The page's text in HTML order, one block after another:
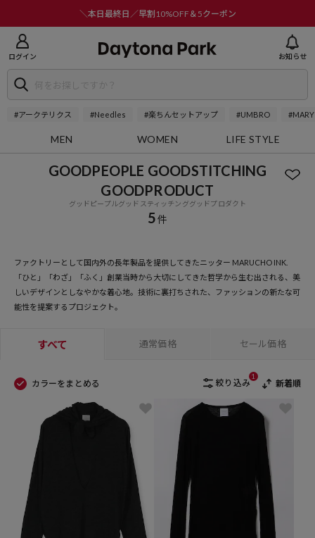
＼本日最終日／早割10%OFF＆5クーポン
ログイン お知らせ
#アークテリクス #Needles #楽ちんセットアップ #UMBRO
MEN WOMEN LIFE STYLE
GOODPEOPLE GOODSTITCHING
GOODPRODUCT
グッドピープルグッドスティッチンググッドプロダクト
5件
ファクトリーとして国内外の長年製品を提供してきたニッター MARUCHO INK.
「ひと」「わざ」「ふく」創業当時から大切にしてきた哲学から生む出される、美
しいデザインとしなやかな着心地。技術に裏打ちされた、ファッションの新たな可
能性を提案するプロジェクト。
すべて 通常価格 セール価格
カラーをまとめる 絞り込み
1
新着順